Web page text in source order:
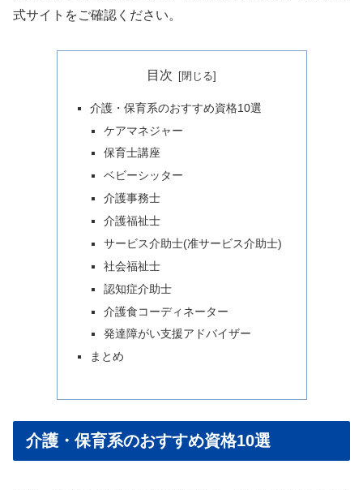
式サイトをご確認ください。
目次
介護・保育系のおすすめ資格10選
ケアマネジャー
保育士講座
ベビーシッター
介護事務士
介護福祉士
サービス介助士(准サービス介助士)
社会福祉士
認知症介助士
介護食コーディネーター
発達障がい支援アドバイザー
まとめ
介護・保育系のおすすめ資格10選